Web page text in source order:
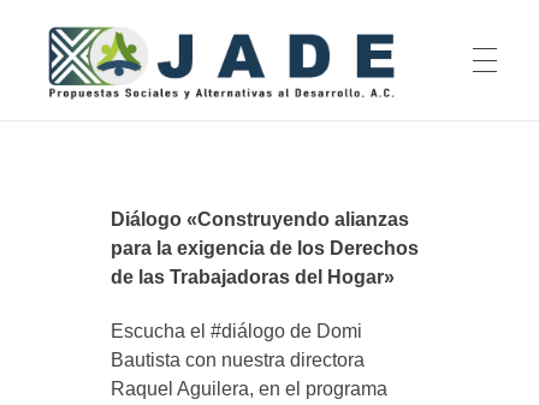
QUIENES SOMOS
Misión y Visión
EJES DE ACCIÓN
Diálogo «Construyendo alianzas
para la exigencia de los Derechos
de las Trabajadoras del Hogar»
Escucha el #diálogo de Domi
Bautista con nuestra directora
Raquel Aguilera, en el programa